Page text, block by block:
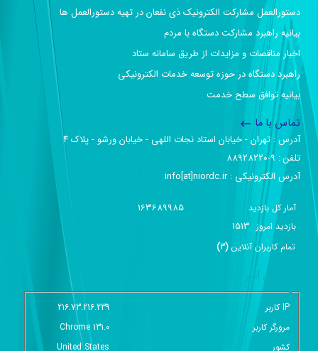
دستورالعمل مشارکت الکترونیک ذی نفعان در تهیه دستورالعمل ها
بیانیه راهبرد مشارکت دستگاه با مردم
اخبار مناقصات و مزایدات از طریق سامانه ستاد
راهبرد دستگاه در حوزه توسعه خدمات الکترونیکی
بیانیه توافق سطح خدمت
تماس با ما
آدرس :‌ تهران - خیابان استاد نجات اللهی - خیابان ورشو - پلاک ۴
تلفن :‌ 9-88928220
آدرس الکترونیکی :‌ info[at]niordc.ir
آمار کل بازدید 163689985
بازديد امروز 1513
تمام کاربران آنلاين (
3
)
IP کاربر
216.73.216.239
مرورگر کاربر
Chrome 131.0
کشور
United States